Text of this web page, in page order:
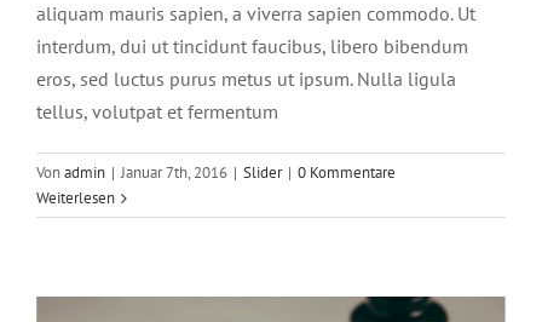
aliquam mauris sapien, a viverra sapien commodo. Ut
interdum, dui ut tincidunt faucibus, libero bibendum
eros, sed luctus purus metus ut ipsum. Nulla ligula
tellus, volutpat et fermentum
Vonadmin | Januar 7th, 2016 | Slider | 0 Kommentare
Weiterlesen
sagittis rutrum